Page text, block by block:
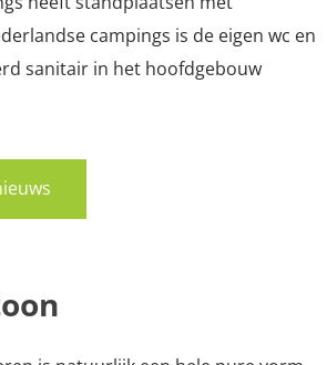
campings is de eigen wc en
sanitair in het hoofdgebouw